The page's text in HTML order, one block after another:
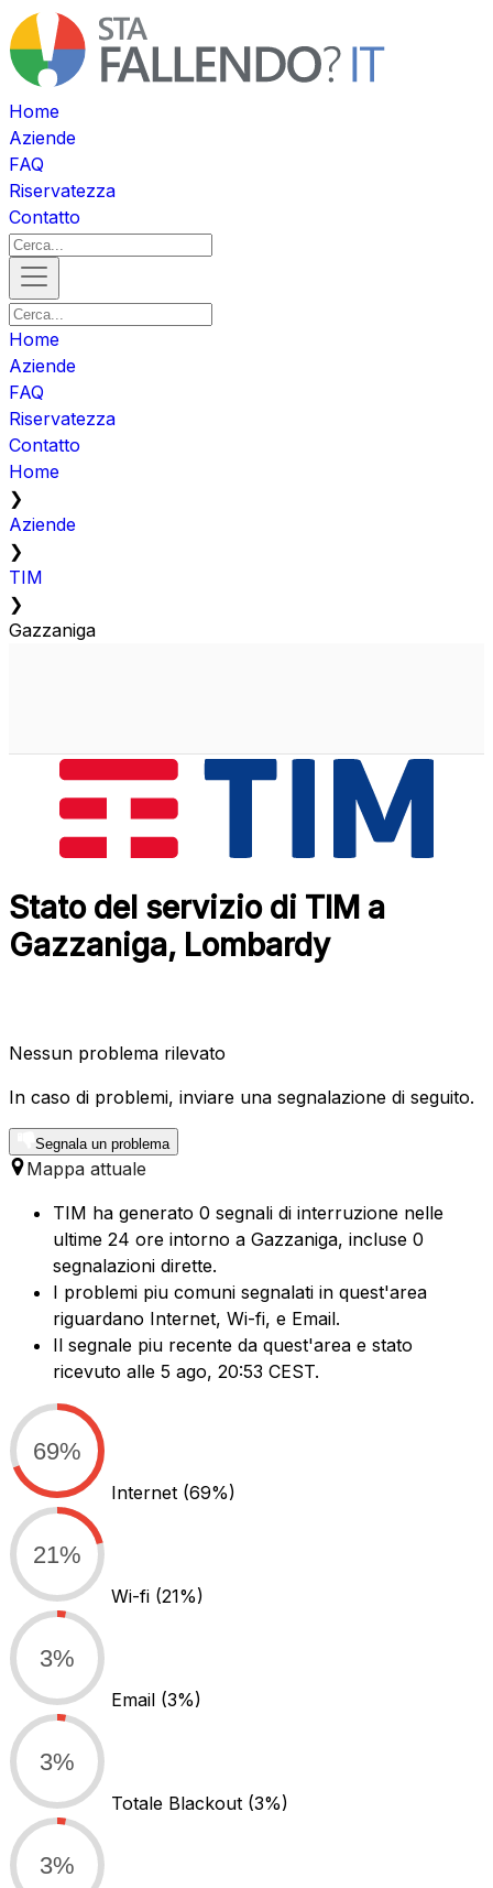
Home
Aziende
FAQ
Riservatezza
Contatto
Home
Aziende
FAQ
Riservatezza
Contatto
Home
❯
Aziende
❯
TIM
❯
Gazzaniga
Stato del servizio di TIM a
Gazzaniga, Lombardy
Nessun problema rilevato
In caso di problemi, inviare una segnalazione di seguito.
Segnala un problema
Mappa attuale
TIM ha generato 0 segnali di interruzione nelle
ultime 24 ore intorno a Gazzaniga, incluse 0
segnalazioni dirette.
I problemi piu comuni segnalati in quest'area
riguardano Internet, Wi-fi, e Email.
Il segnale piu recente da quest'area e stato
ricevuto alle 5 ago, 20:53 CEST.
69%
Internet (69%)
21%
Wi-fi (21%)
3%
Email (3%)
3%
Totale Blackout (3%)
3%